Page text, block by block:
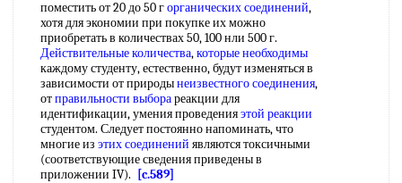
поместить от 20 до 50 горганических соединений,
хотя для экономии при покупке их можно
приобретать в количествах 50, 100 нли 500 г.
Действительные количества,которые необходимы
каждому студенту, естественно, будут изменяться в
зависимости от природынеизвестного соединения,
отправильности выборареакции для
идентификации, умения проведенияэтой реакции
студентом. Следует постоянно напоминать, что
многие из этих соединений являются токсичными
(соответствующие сведения приведены в
приложении IV).
[c.589]